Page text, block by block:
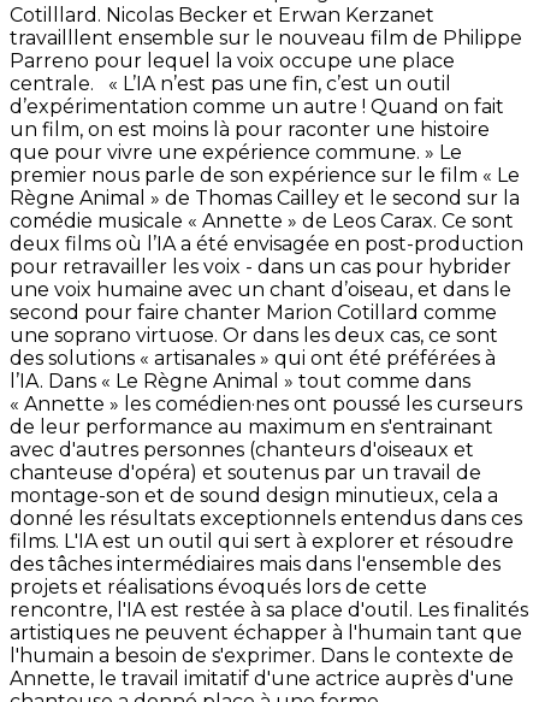
Cotilllard. Nicolas Becker et Erwan Kerzanet
travailllent ensemble sur le nouveau film de Philippe
Parreno pour lequel la voix occupe une place
centrale. « L’IA n’est pas une fin, c’est un outil
d’expérimentation comme un autre ! Quand on fait
un film, on est moins là pour raconter une histoire
que pour vivre une expérience commune. » Le
premier nous parle de son expérience sur le film « Le
Règne Animal » de Thomas Cailley et le second sur la
comédie musicale « Annette » de Leos Carax. Ce sont
deux films où l’IA a été envisagée en post-production
pour retravailler les voix - dans un cas pour hybrider
une voix humaine avec un chant d’oiseau, et dans le
second pour faire chanter Marion Cotillard comme
une soprano virtuose. Or dans les deux cas, ce sont
des solutions « artisanales » qui ont été préférées à
l’IA. Dans « Le Règne Animal » tout comme dans
« Annette » les comédien·nes ont poussé les curseurs
de leur performance au maximum en s'entrainant
avec d'autres personnes (chanteurs d'oiseaux et
chanteuse d'opéra) et soutenus par un travail de
montage-son et de sound design minutieux, cela a
donné les résultats exceptionnels entendus dans ces
films. L'IA est un outil qui sert à explorer et résoudre
des tâches intermédiaires mais dans l'ensemble des
projets et réalisations évoqués lors de cette
rencontre, l'IA est restée à sa place d'outil. Les finalités
artistiques ne peuvent échapper à l'humain tant que
l'humain a besoin de s'exprimer. Dans le contexte de
Annette, le travail imitatif d'une actrice auprès d'une